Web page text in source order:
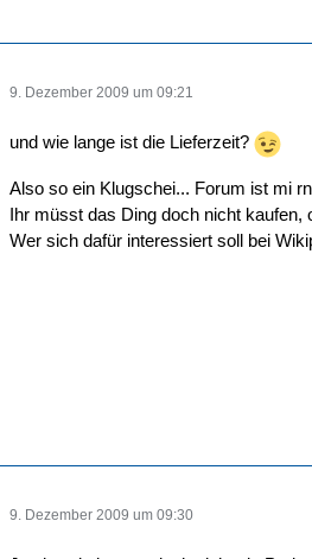
9. Dezember 2009 um 09:21
und wie lange ist die Lieferzeit?
Also so ein Klugschei... Forum ist mi
Ihr müsst das Ding doch nicht kaufen,
Wer sich dafür interessiert soll bei
9. Dezember 2009 um 09:30